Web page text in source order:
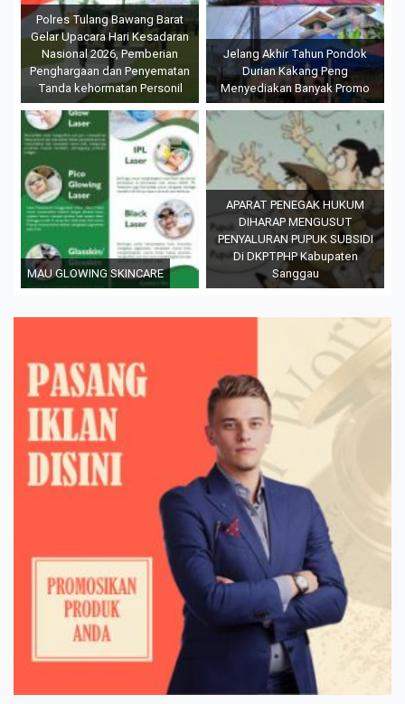
Polres Tulang Bawang Barat
Gelar Upacara Hari Kesadaran
Nasional 2026, Pemberian
Penghargaan dan Penyematan
Tanda kehormatan Personil
Jelang Akhir Tahun Pondok
Durian Kakang Peng
Menyediakan Banyak Promo
MAU GLOWING SKINCARE
APARAT PENEGAK HUKUM
DIHARAP MENGUSUT
PENYALURAN PUPUK SUBSIDI
Di DKPTPHP Kabupaten
Sanggau